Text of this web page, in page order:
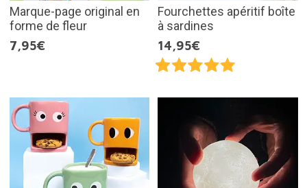
Marque-page original en
forme de fleur
7,95€
Fourchettes apéritif boîte
à sardines
14,95€